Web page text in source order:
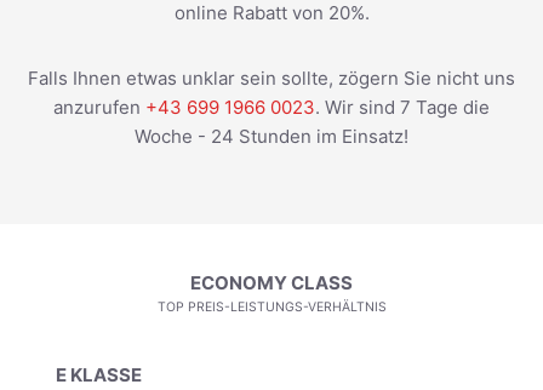
online Rabatt von 20%.
Falls Ihnen etwas unklar sein sollte, zögern Sie nicht uns
anzurufen +43 699 1966 0023. Wir sind 7 Tage die
Woche - 24 Stunden im Einsatz!
ECONOMY CLASS
TOP PREIS-LEISTUNGS-VERHÄLTNIS
E KLASSE